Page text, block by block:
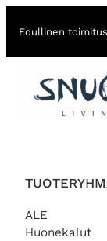
Edullinen toimitus
ALE
Huonekalut